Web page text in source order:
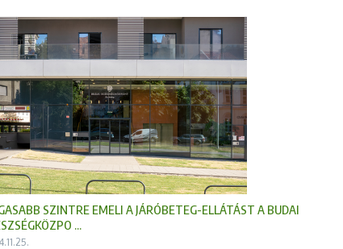
SZINTRE EMELI A JÁRÓBETEG-ELLÁTÁST A BUDAI
...